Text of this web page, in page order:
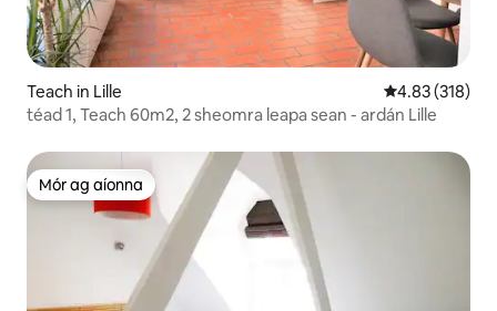
Teach in Lille Meánrátáil
4.83 (318)
téad 1, Teach 60m2, 2 sheomra leapa sean - ardán Lille
Mór ag aíonna
Mór ag aíonna